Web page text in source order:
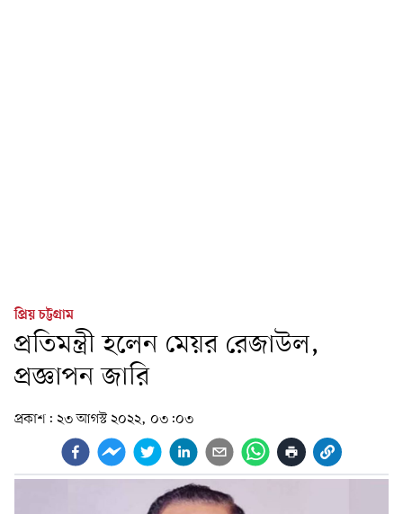
প্রিয় চট্টগ্রাম
প্রতিমন্ত্রী হলেন মেয়র রেজাউল,
প্রজ্ঞাপন জারি
প্রকাশ: ২৩ আগস্ট ২০২২, ০৩:০৩